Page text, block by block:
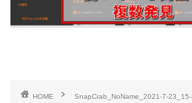
HOME SnapCrab_NoName_2021-7-